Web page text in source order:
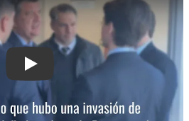
Play: “Ha quedado acreditado que